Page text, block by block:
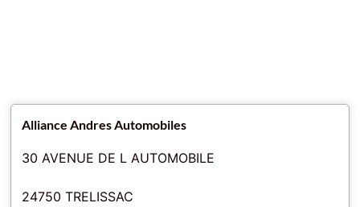
Arctic White Pearl
Assistance de maintien de trajectoire
Bacs de portes avant
Banquette AR rabattable
Alliance Andres Automobiles
30 AVENUE DE L AUTOMOBILE
24750 TRELISSAC